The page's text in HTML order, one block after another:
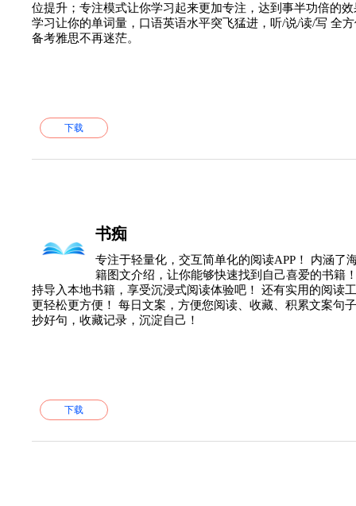
位提升；专注模式让你学习起来更加专注，达到事半功倍的
学习让你的单词量，口语英语水平突飞猛进，听/说/读/写 全
备考雅思不再迷茫。
下载
书痴
专注于轻量化，交互简单化的阅读APP！ 内涵了
籍图文介绍，让你能够快速找到自己喜爱的书籍
持导入本地书籍，享受沉浸式阅读体验吧！ 还有实用的阅读
更轻松更方便！ 每日文案，方便您阅读、收藏、积累文案句
抄好句，收藏记录，沉淀自己！
下载